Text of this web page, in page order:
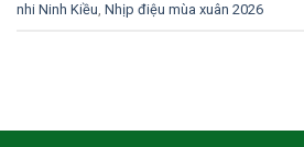
nhi Ninh Kiều, Nhịp điệu mùa xuân 2026